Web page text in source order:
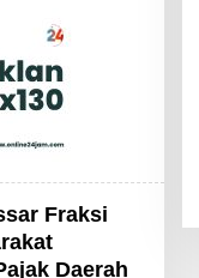
R
S
Fraksi
Daerah